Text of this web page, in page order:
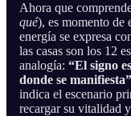
Ahora que
qué), es momento de
energía se expresa
las casas son los 12
analogía: “El signo
donde se manifiesta”
indica el escenario
recargar su vitalidad